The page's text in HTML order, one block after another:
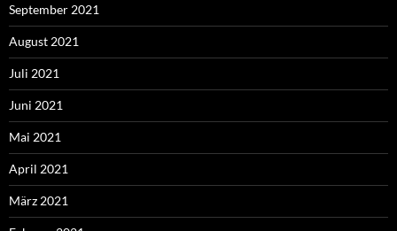
September 2021
August 2021
Juli 2021
Juni 2021
Mai 2021
April 2021
März 2021